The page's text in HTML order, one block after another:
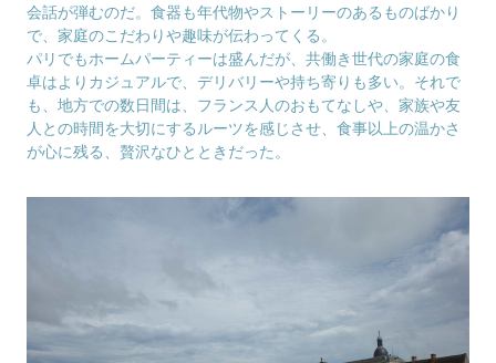
会話が弾むのだ。食器も年代物やストーリーのあるものばかり
で、家庭のこだわりや趣味が伝わってくる。
パリでもホームパーティーは盛んだが、共働き世代の家庭の食
卓はよりカジュアルで、デリバリーや持ち寄りも多い。それで
も、地方での数日間は、フランス人のおもてなしや、家族や友
人との時間を大切にするルーツを感じさせ、食事以上の温かさ
が心に残る、贅沢なひとときだった。